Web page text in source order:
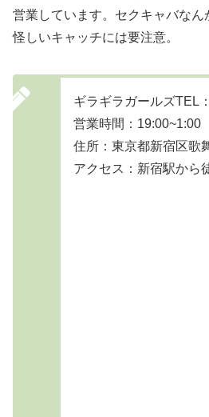
営業しています。セクキャバな
怪しいキャッチには要注意。
ギラギラガールズTEL
営業時間：19:00~1:00
住所：東京都新宿区歌
アクセス：新宿駅から